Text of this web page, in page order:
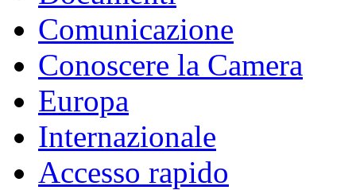
Comunicazione
Conoscere la Camera
Europa
Internazionale
Accesso rapido